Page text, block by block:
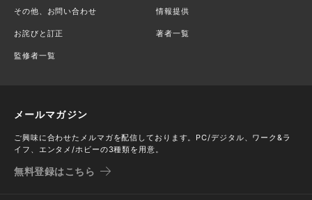
その他、お問い合わせ 情報提供
お詫びと訂正 著者一覧
監修者一覧
メールマガジン
ご興味に合わせたメルマガを配信しております。PC/デジタル、ワーク&ラ
イフ、エンタメ/ホビーの3種類を用意。
無料登録はこちら